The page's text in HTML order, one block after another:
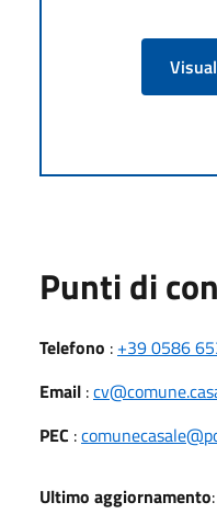
Punti di
Telefono : +39 0586
Email :
PEC :
Ultimo aggiornamento